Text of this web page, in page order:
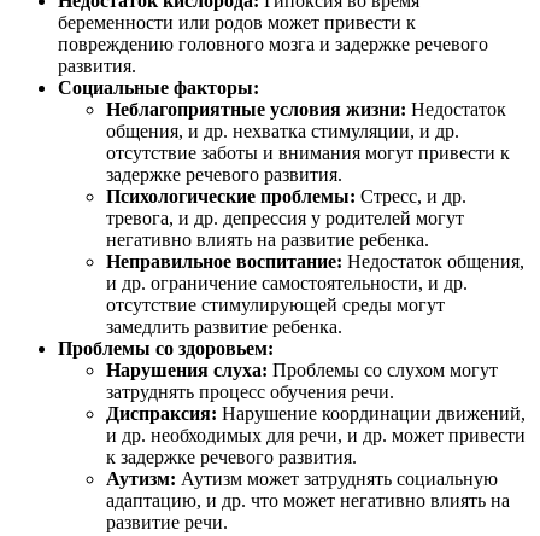
беременности или родов может привести к
повреждению головного мозга и задержке речевого
развития.
Социальные факторы:
Неблагоприятные условия жизни: Недостаток
общения, и др. нехватка стимуляции, и др.
отсутствие заботы и внимания могут привести к
задержке речевого развития.
Психологические проблемы: Стресс, и др.
тревога, и др. депрессия у родителей могут
негативно влиять на развитие ребенка.
Неправильное воспитание: Недостаток общения,
и др. ограничение самостоятельности, и др.
отсутствие стимулирующей среды могут
замедлить развитие ребенка.
Проблемы со здоровьем:
Нарушения слуха: Проблемы со слухом могут
затруднять процесс обучения речи.
Диспраксия: Нарушение координации движений,
и др. необходимых для речи, и др. может привести
к задержке речевого развития.
Аутизм: Аутизм может затруднять социальную
адаптацию, и др. что может негативно влиять на
развитие речи.